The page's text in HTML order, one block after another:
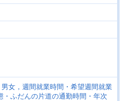
女，週間就業時間・希望週間就業
・ふだんの片道の通勤時間・年次